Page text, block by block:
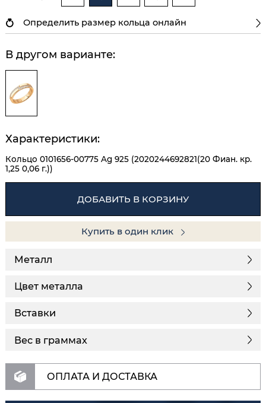
Определить размер кольца онлайн
В другом варианте:
Характеристики:
Кольцо 0101656-00775 Ag 925 (2020244692821(20 Фиан. кр.
1,25 0,06 г.))
ДОБАВИТЬ В КОРЗИНУ
Купить в один клик
Металл
Цвет металла
Вставки
Вес в граммах
ОПЛАТА И ДОСТАВКА